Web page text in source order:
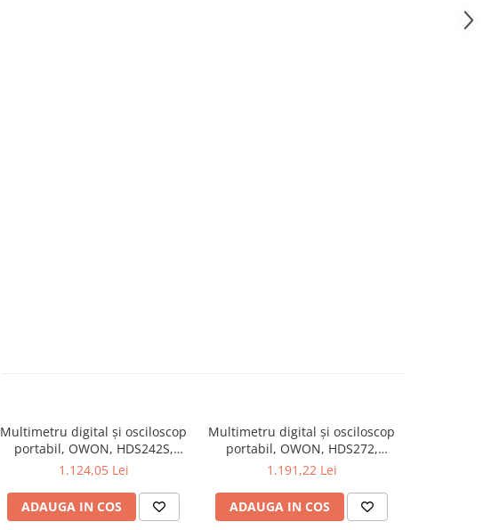
Multimetru digital și osciloscop
portabil, OWON, HDS242S,
200mV-1kV, 200mA-
1.124,05 Lei
ADAUGA IN COS
Multimetru digital și osciloscop
portabil, OWON, HDS272,
200mV-1kV, 200mA-
1.191,22 Lei
ADAUGA IN COS